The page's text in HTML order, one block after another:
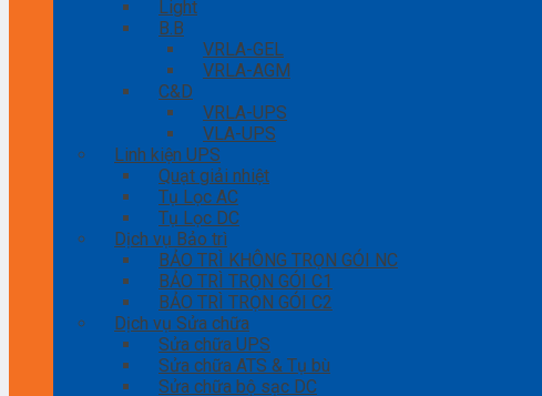
Light
B.B
VRLA-GEL
VRLA-AGM
C&D
VRLA-UPS
VLA-UPS
Linh kiện UPS
Quạt giải nhiệt
Tụ Lọc AC
Tụ Lọc DC
Dịch vụ Bảo trì
BẢO TRÌ KHÔNG TRỌN GÓI NC
BẢO TRÌ TRỌN GÓI C1
BẢO TRÌ TRỌN GÓI C2
Dịch vụ Sửa chữa
Sửa chữa UPS
Sửa chữa ATS & Tụ bù
Sửa chữa bộ sạc DC